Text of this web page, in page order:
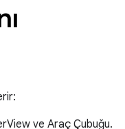
ve Araç Çubuğu.